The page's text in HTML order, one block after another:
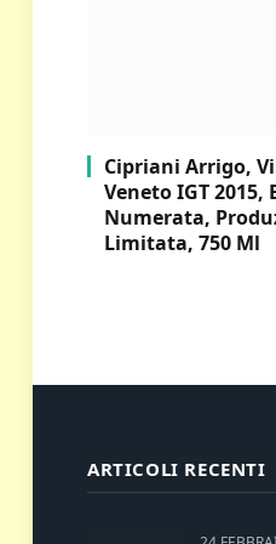
Cipriani Arrigo,
Veneto IGT
Numerata,
Limitata, 750 Ml
ARTICOLI RECENTI